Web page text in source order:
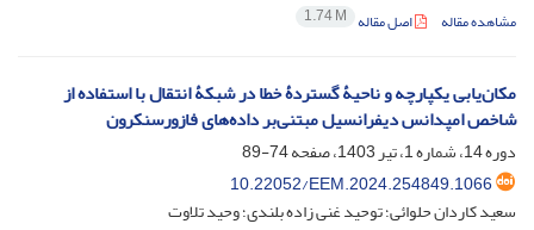
مشاهده مقاله اصل مقاله 1.74 M
مکان‌یابی یکپارچه و ناحیۀ ‌گستردۀ خطا در شبکۀ ‌انتقال با استفاده از
شاخص امپدانس دیفرانسیل مبتنی‌بر داده‌های فازورسنکرون
دوره 14، شماره 1، تیر 1403، صفحه
74-89
10.22052/EEM.2024.254849.1066
سعید کاردان حلوائی؛ توحید غنی زاده بلندی؛ وحید تلاوت